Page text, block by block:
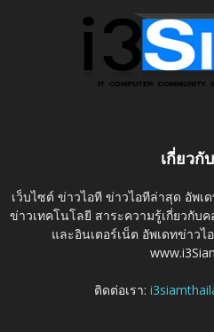
เกี่ยวกั
เว็บไซต์ ข่าวไอที ข่าวไอทีล่าสุด อัพเ
ข่าวเทคโนโลยี สาระความรู้เกี่ยวกับ
และอินเตอร์เน็ต อัพเดทข่าว
ติดต่อเรา: